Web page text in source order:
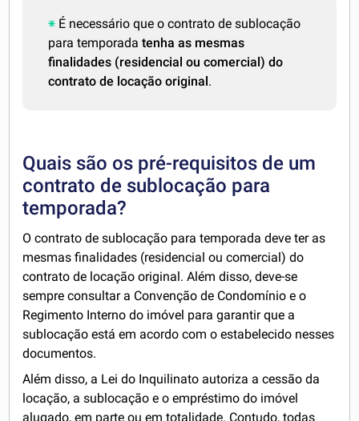
É necessário que o contrato de sublocação
para temporadatenha as mesmas
finalidades (residencial ou comercial) do
contrato de locação original .
Quais são os pré-requisitos de um
contrato de sublocação para
temporada?
O contrato de sublocação para temporada deve ter as
mesmas finalidades (residencial ou comercial) do
contrato de locação original. Além disso, deve-se
sempre consultar a Convenção de Condomínio e o
Regimento Interno do imóvel para garantir que a
sublocação está em acordo com o estabelecido nesses
documentos.
Além disso, a Lei do Inquilinato autoriza a cessão da
locação, a sublocação e o empréstimo do imóvel
alugado, em parte ou em totalidade. Contudo, todas